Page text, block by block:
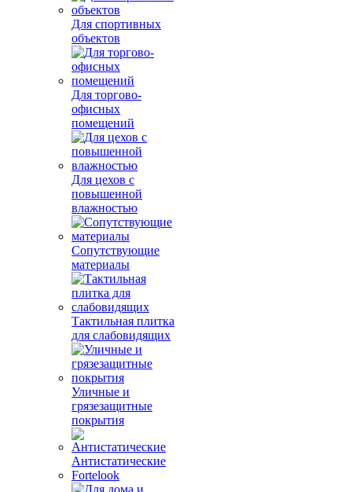
Для спортивных
объектов
Для торгово-
офисных
помещений
Для цехов с
повышенной
влажностью
Сопутствующие
материалы
Тактильная плитка
для слабовидящих
Уличные и
грязезащитные
покрытия
Антистатические
Fortelook